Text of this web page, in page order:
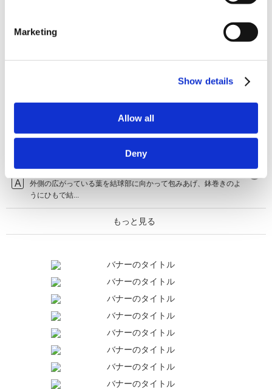
Marketing
Show details
Allow all
Deny
ださい。
発芽させます。 ...
【ハクサイ】とう立ちする条件を教えてくださ
タネが吸水した後、約13℃以下の低温（5℃前後が最も感応）に
【ハクサイ】温暖地で12月に結球したハクサイ
を、2月まで順次収穫していく方...
外側の広がっている葉を結球部に向かって包みあげ、鉢巻きのよ
うにひもで結...
もっと見る